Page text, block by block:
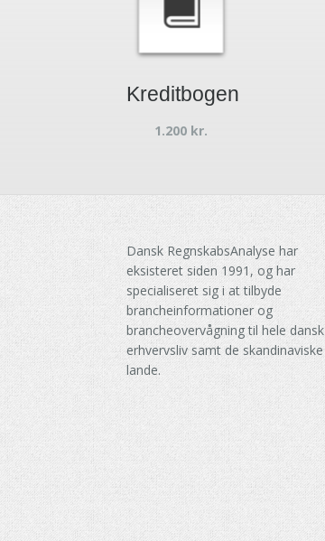
Kreditbogen
1.200 kr.
Dansk RegnskabsAnalyse har
eksisteret siden 1991, og har
specialiseret sig i at tilbyde
brancheinformationer og
brancheovervågning til hele dansk
erhvervsliv samt de skandinaviske
lande.